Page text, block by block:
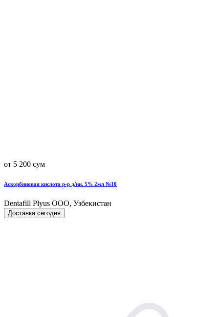
от 5 200 сум
Аскорбиновая кислота р-р д/ин. 5% 2мл №10
Dentafill Plyus OOO, Узбекистан
Доставка сегодня